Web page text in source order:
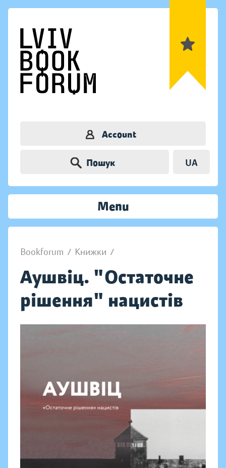
Account
Пошук UA
Menu
Bookforum / Книжки /
Аушвіц. "Остаточне
рішення" нацистів